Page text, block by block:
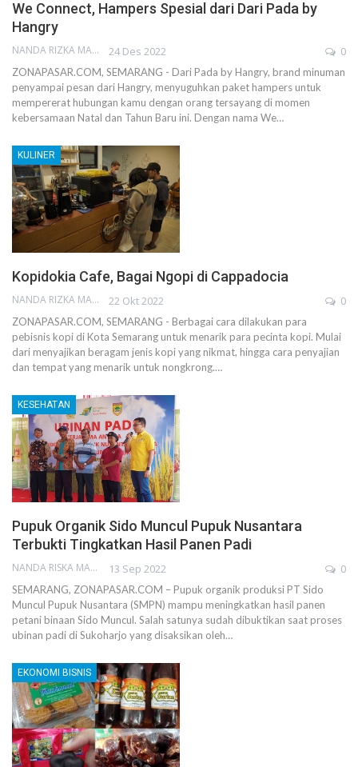
We Connect, Hampers Spesial dari Dari Pada by
Hangry
NANDA RIZKA MAHENDRA 24 Des 2022 0
ZONAPASAR.COM, SEMARANG - Dari Pada by Hangry, brand minuman
penyampai pesan dari Hangry, menyuguhkan paket hampers untuk
mempererat hubungan kamu dengan orang tersayang di momen
kebersamaan Natal dan Tahun Baru ini. Dengan nama We…
KULINER
Kopidokia Cafe, Bagai Ngopi di Cappadocia
NANDA RIZKA MAHENDRA 22 Okt 2022 0
ZONAPASAR.COM, SEMARANG - Berbagai cara dilakukan para
pebisnis kopi di Kota Semarang untuk menarik para pecinta kopi. Mulai
dari menyajikan beragam jenis kopi yang nikmat, hingga cara penyajian
dan tempat yang menarik untuk nongkrong.…
KESEHATAN
Pupuk Organik Sido Muncul Pupuk Nusantara
Terbukti Tingkatkan Hasil Panen Padi
NANDA RISKA MAHENDRA 13 Sep 2022 0
SEMARANG, ZONAPASAR.COM – Pupuk organik produksi PT Sido
Muncul Pupuk Nusantara (SMPN) mampu meningkatkan hasil panen
petani binaan Sido Muncul. Salah satunya sudah dibuktikan saat proses
ubinan padi di Sukoharjo yang disaksikan oleh…
EKONOMI BISNIS